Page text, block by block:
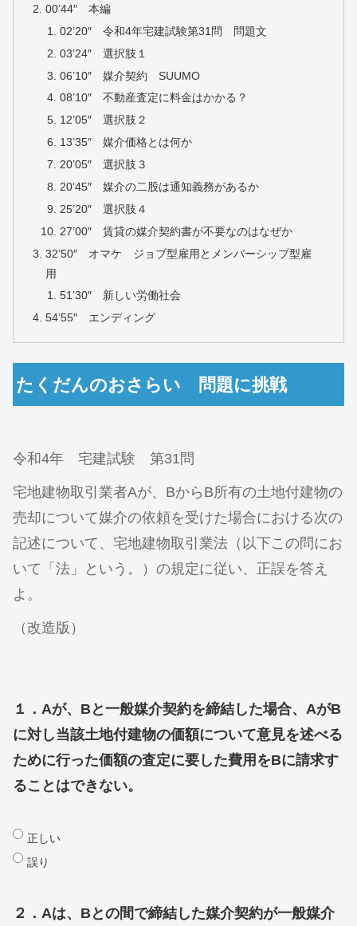
00’44″ 本編
02’20″ 令和4年宅建試験第31問 問題文
03’24″ 選択肢１
06’10″ 媒介契約 SUUMO
08’10″ 不動産査定に料金はかかる？
12’05″ 選択肢２
13’35″ 媒介価格とは何か
20’05″ 選択肢３
20’45″ 媒介の二股は通知義務があるか
25’20″ 選択肢４
27’00″ 賃貸の媒介契約書が不要なのはなぜか
32’50″ オマケ ジョブ型雇用とメンバーシップ型雇
用
51’30″ 新しい労働社会
54’55″ エンディング
たくだんのおさらい 問題に挑戦
令和4年 宅建試験 第31問
宅地建物取引業者Aが、BからB所有の土地付建物の
売却について媒介の依頼を受けた場合における次の
記述について、宅地建物取引業法（以下この問にお
いて「法」という。）の規定に従い、正誤を答え
よ。
（改造版）
１．Aが、Bと一般媒介契約を締結した場合、AがB
に対し当該土地付建物の価額について意見を述べる
ために行った価額の査定に要した費用をBに請求す
ることはできない。
正しい
誤り
２．Aは、Bとの間で締結した媒介契約が一般媒介